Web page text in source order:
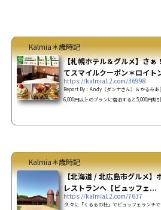
Kalmia＊歳時記
【札幌ホテル＆グルメ】さぁ
てスマイルクーポン＊ロイト
https://kalmia12.com/36998
Report By：Andy（ダンナさん）＆かるみ
6,000円以上のプランに宿泊すると5,000円割
Kalmia＊歳時記
【北海道 / 北広島市グルメ】
レストランへ【ビュッフェ...
https://kalmia12.com/7637
久々に「くるるの杜」でビュッフェラン